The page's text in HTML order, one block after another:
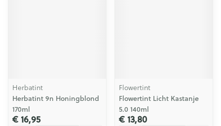
Herbatint
Herbatint 9n Honingblond
170ml
€ 16,95
Flowertint
Flowertint Licht Kastanje
5.0 140ml
€ 13,80